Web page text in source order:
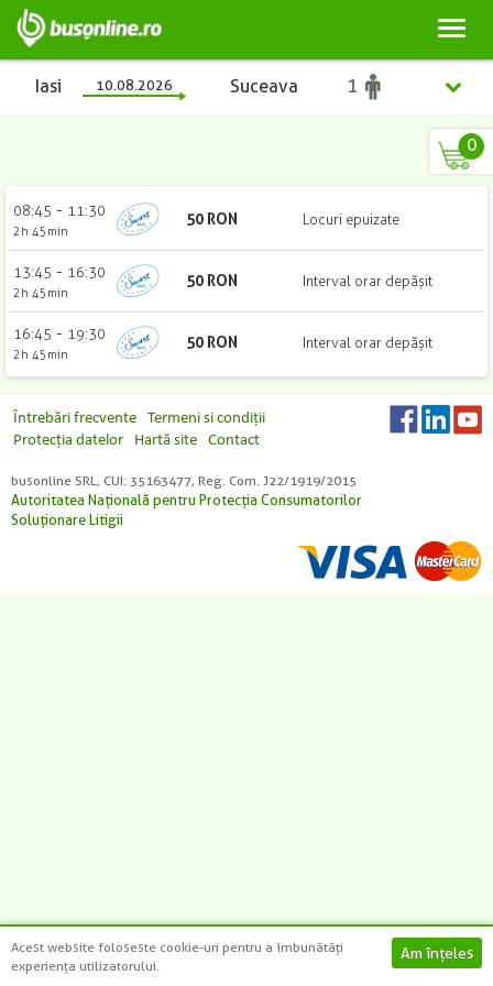
Iasi 10.08.2026 Suceava
Iasi
Suceava
- + - + - +
0
08:45 - 11:30
2h 45min
50 RON Locuri epuizate
13:45 - 16:30
2h 45min
50 RON Interval orar depășit
16:45 - 19:30
2h 45min
50 RON Interval orar depășit
Întrebări frecvente
Termeni si condiții
Protecția datelor
Hartă site Contact
busonline SRL, CUI: 35163477, Reg. Com. J22/1919/2015
Autoritatea Națională pentru Protecția Consumatorilor
Soluționare Litigii
Acest website foloseste cookie-uri pentru a îmbunătăți
experiența utilizatorului.